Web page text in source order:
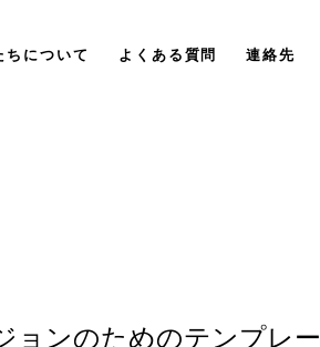
ちについて よくある質問 連絡先
ョンのためのテンプレー